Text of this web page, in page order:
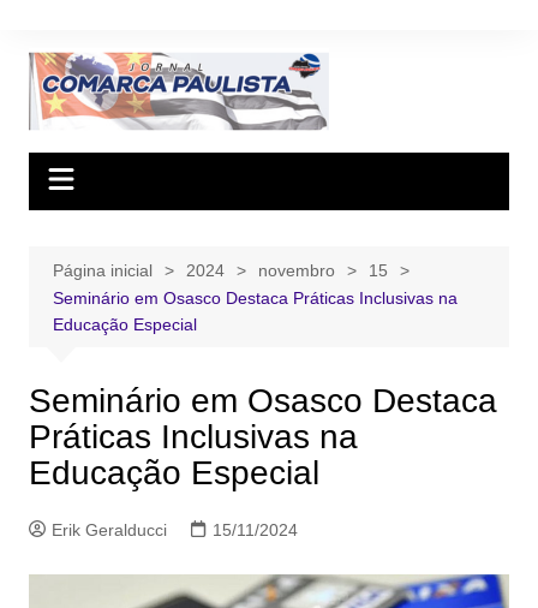
conteúdo
Página inicial 2024 novembro
15
Seminário em Osasco Destaca Práticas Inclusivas na
Educação Especial
Seminário em Osasco Destaca
Práticas Inclusivas na
Educação Especial
Erik Geralducci 15/11/2024